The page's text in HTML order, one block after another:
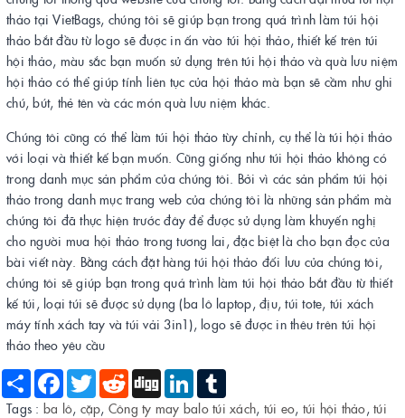
thảo tại VietBags, chúng tôi sẽ giúp bạn trong quá trình làm túi hội
thảo bắt đầu từ logo sẽ được in ấn vào túi hội thảo, thiết kế trên túi
hội thảo, màu sắc bạn muốn sử dụng trên túi hội thảo và quà lưu niệm
hội thảo có thể giúp tính liên tục của hội thảo mà bạn sẽ cầm như ghi
chú, bút, thẻ tên và các món quà lưu niệm khác.
Chúng tôi cũng có thể làm túi hội thảo tùy chỉnh, cụ thể là túi hội thảo
với loại và thiết kế bạn muốn. Cũng giống như túi hội thảo không có
trong danh mục sản phẩm của chúng tôi. Bởi vì các sản phẩm túi hội
thảo trong danh mục trang web của chúng tôi là những sản phẩm mà
chúng tôi đã thực hiện trước đây để được sử dụng làm khuyến nghị
cho người mua hội thảo trong tương lai, đặc biệt là cho bạn đọc của
bài viết này. Bằng cách đặt hàng túi hội thảo đối lưu của chúng tôi,
chúng tôi sẽ giúp bạn trong quá trình làm túi hội thảo bắt đầu từ thiết
kế túi, loại túi sẽ được sử dụng (ba lô laptop, địu, túi tote, túi xách
máy tính xách tay và túi vải 3in1), logo sẽ được in thêu trên túi hội
thảo theo yêu cầu
Share Facebook
Twitter Reddit Digg LinkedIn
Tags : ba lô, cặp, Công ty may balo túi xách, túi eo, túi hội thảo, túi